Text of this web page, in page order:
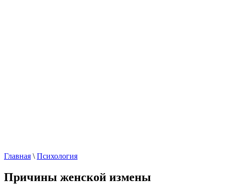
Главная \ Психология
Причины женской измены